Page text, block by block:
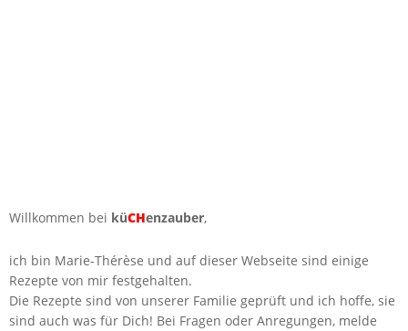
Willkommen bei küCHenzauber,
ich bin Marie-Thérèse und auf dieser Webseite sind einige
Rezepte von mir festgehalten.
Die Rezepte sind von unserer Familie geprüft und ich hoffe, sie
sind auch was für Dich! Bei Fragen oder Anregungen, melde